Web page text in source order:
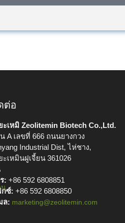
น
ต่อ
ะเหมิ Zeolitemin Biotech Co.,Ltd.
A เลขที่ 666 ถนนยางกวง
Industrial Dist, ไห่ชาง,
ะเหมินฝูเจี้ยน 361026
: +86 592 6808851
ซ์: +86 592 6808850
ล: marketing@zeolitemin.com